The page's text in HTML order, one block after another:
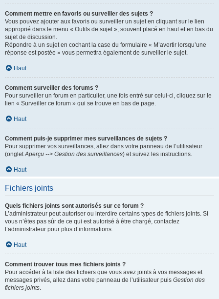
Comment mettre en favoris ou surveiller des sujets ?
Vous pouvez ajouter aux favoris ou surveiller un sujet en cliquant sur le lien
approprié dans le menu « Outils de sujet », souvent placé en haut et en bas du
sujet de discussion.
Répondre à un sujet en cochant la case du formulaire « M’avertir lorsqu’une
réponse est postée » vous permettra également de surveiller le sujet.
Haut
Comment surveiller des forums ?
Pour surveiller un forum en particulier, une fois entré sur celui-ci, cliquez sur le
lien « Surveiller ce forum » qui se trouve en bas de page.
Haut
Comment puis-je supprimer mes surveillances de sujets ?
Pour supprimer vos surveillances, allez dans votre panneau de l’utilisateur
(ongletAperçu --> Gestion des surveillances) et suivez les instructions.
Haut
Fichiers joints
Quels fichiers joints sont autorisés sur ce forum ?
L’administrateur peut autoriser ou interdire certains types de fichiers joints. Si
vous n’êtes pas sûr de ce qui est autorisé à être chargé, contactez
l’administrateur pour plus d’informations.
Haut
Comment trouver tous mes fichiers joints ?
Pour accéder à la liste des fichiers que vous avez joints à vos messages et
messages privés, allez dans votre panneau de l’utilisateur puis Gestion des
fichiers joints.